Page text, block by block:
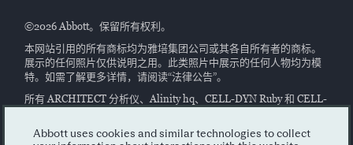
©2026 Abbott。保留所有权利。
本网站引用的所有商标均为雅培集团公司或其各自所有者的商标。
展示的任何照片仅供说明之用。此类照片中展示的任何人物均为模
特。如需了解更多详情，请阅读“法律公告”。
所有 ARCHITECT 分析仪、Alinity hq、CELL-DYN Ruby 和 CELL-
APS 和 ACCELERATOR a3600 属于 II 类激光产品。
Abbott uses cookies and similar technologies to collect